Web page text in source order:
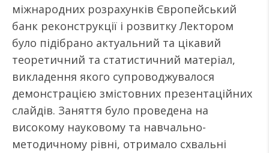
міжнародних розрахунків Європейський
банк реконструкції і розвитку Лектором
було підібрано актуальний та цікавий
теоретичний та статистичний матеріал,
викладення якого супроводжувалося
демонстрацією змістовних презентаційних
слайдів. Заняття було проведена на
високому науковому та навчально-
методичному рівні, отримало схвальні